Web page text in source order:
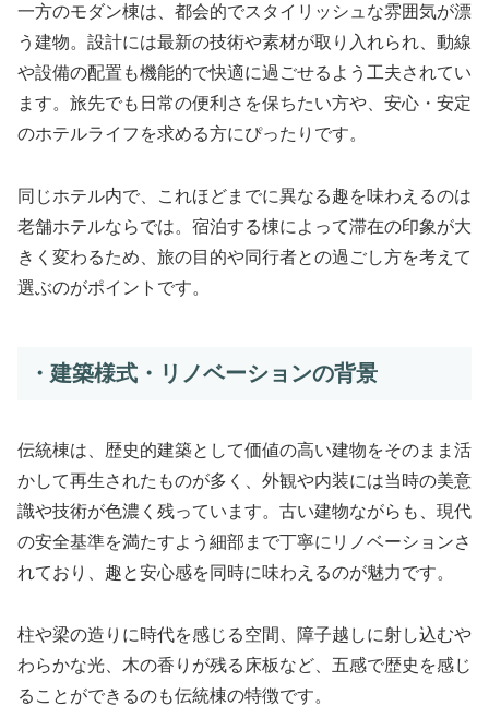
一方のモダン棟は、都会的でスタイリッシュな雰囲気が漂
う建物。設計には最新の技術や素材が取り入れられ、動線
や設備の配置も機能的で快適に過ごせるよう工夫されてい
ます。旅先でも日常の便利さを保ちたい方や、安心・安定
のホテルライフを求める方にぴったりです。
同じホテル内で、これほどまでに異なる趣を味わえるのは
老舗ホテルならでは。宿泊する棟によって滞在の印象が大
きく変わるため、旅の目的や同行者との過ごし方を考えて
選ぶのがポイントです。
・建築様式・リノベーションの背景
伝統棟は、歴史的建築として価値の高い建物をそのまま活
かして再生されたものが多く、外観や内装には当時の美意
識や技術が色濃く残っています。古い建物ながらも、現代
の安全基準を満たすよう細部まで丁寧にリノベーションさ
れており、趣と安心感を同時に味わえるのが魅力です。
柱や梁の造りに時代を感じる空間、障子越しに射し込むや
わらかな光、木の香りが残る床板など、五感で歴史を感じ
ることができるのも伝統棟の特徴です。